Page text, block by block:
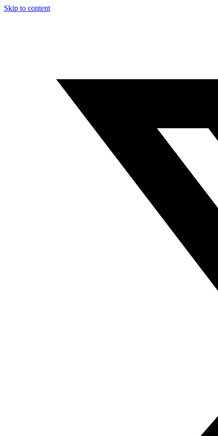
Skip to content